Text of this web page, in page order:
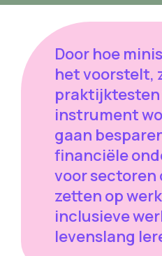
Door hoe
het voorstelt,
praktijktesten
instrument
gaan
financiële
voor sectoren
zetten op
inclusieve
levenslang